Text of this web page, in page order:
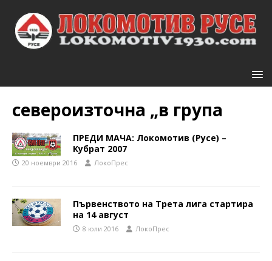
североизточна „в група
ПРЕДИ МАЧА: Локомотив (Русе) –
Кубрат 2007
20 ноември 2016 ЛокоПрес
Първенството на Трета лига стартира
на 14 август
8 юли 2016 ЛокоПрес